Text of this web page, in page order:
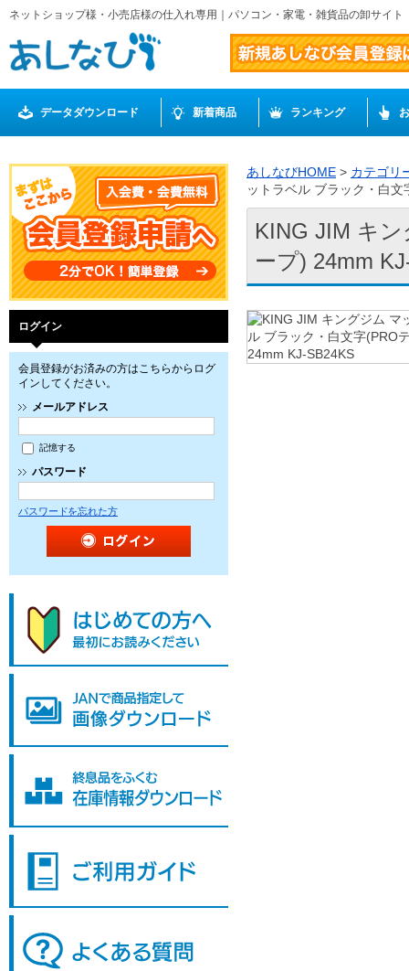
ネットショップ様・小売店様の仕入れ専用｜パソコン・家電・雑貨品の卸サイ
データダウンロード 新着商品 ランキング
ログイン
会員登録がお済みの方はこちらからログ
インしてください。
メールアドレス
記憶する
パスワード
パスワードを忘れた方
あしなびHOME > カテゴリ
ットラベル ブラック・白
KING JIM キ
ープ) 24mm